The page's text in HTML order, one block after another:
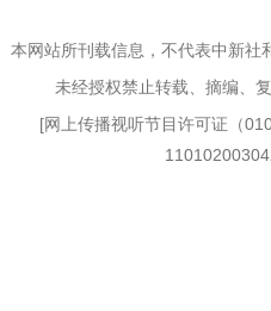
本网站所刊载信息，不代表中新社
未经授权禁止转载、摘编、
[网上传播视听节目许可证（